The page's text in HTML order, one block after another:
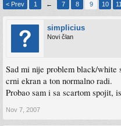
< Prev 1 ← 7 8 9 10 11
simplicius
Novi član
Sad mi nije problem black/white
crni ekran a ton normalno radi.
Probao sam i sa scartom spojit,
Nov 7, 2007